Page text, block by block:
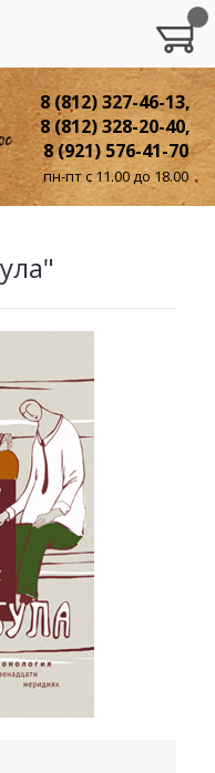
8 (812) 327-46-13,
8 (812) 328-20-40,
8 (921) 576-41-70
пн-пт с 11.00 до 18.00